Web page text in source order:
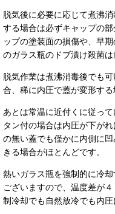
脱気後に必要に応じて煮沸
する場合は必ずキャップの
ップの塗装面の損傷や、早
のガラス瓶のドブ漬け殺菌は
脱気作業は煮沸消毒後でも可
合、稀に内圧で蓋が変形する
あとは常温に近付くに従っ
タン付の場合は内圧が下が
の無い蓋でも僅かに内側に
きる場合がほとんどです。
熱いガラス瓶を強制的に冷
ございますので、温度差が
制冷却でも自然放冷でも内圧